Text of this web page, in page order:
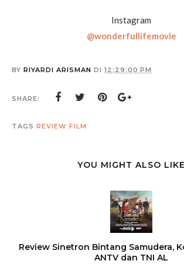
Instagram
@wonderfullifemovie
BY RIYARDI ARISMAN DI 12:29:00 PM
SHARE:
TAGS REVIEW FILM
YOU MIGHT ALSO LIKE
Review Sinetron Bintang Samudera,
ANTV dan TNI AL